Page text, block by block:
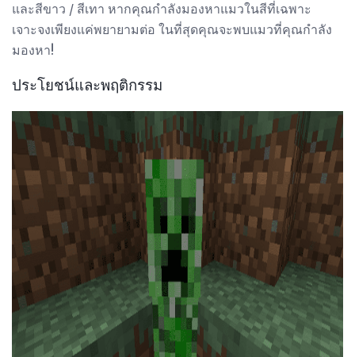
และสีขาว / สีเทา หากคุณกำลังมองหาแมวในสีที่เฉพาะ
เจาะจงเพียงแค่พยายามต่อ ในที่สุดคุณจะพบแมวที่คุณกำลัง
มองหา!
ประโยชน์และพฤติกรรม